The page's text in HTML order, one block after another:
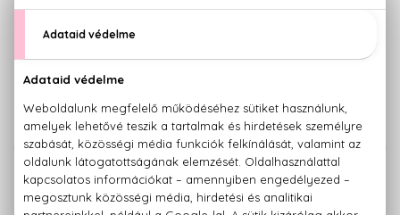
Ajakbalzsam
1.550 Ft 1.150 Ft